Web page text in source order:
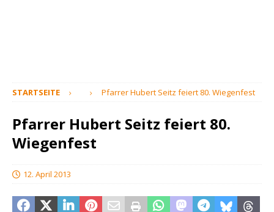
STARTSEITE Pfarrer Hubert Seitz feiert 80. Wiegenfest
Pfarrer Hubert Seitz feiert 80.
Wiegenfest
12. April 2013